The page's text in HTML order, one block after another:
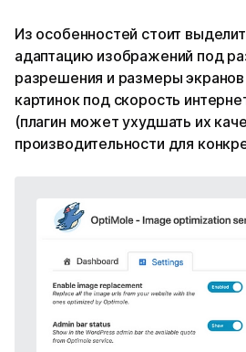
Из особенностей стоит
адаптацию изображений под
разрешения и размеры
картинок под скорость
(плагин может ухудшать их
производительности для